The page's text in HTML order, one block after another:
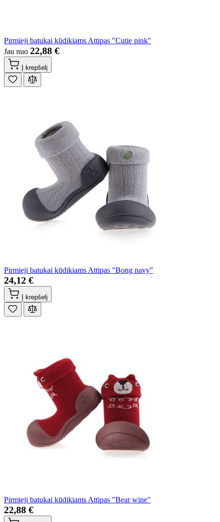
Pirmieji batukai kūdikiams Attipas "Cutie pink"
Jau nuo 22,88 €
Į krepšelį
Pirmieji batukai kūdikiams Attipas "Bong navy"
24,12 €
Į krepšelį
Pirmieji batukai kūdikiams Attipas "Bear wine"
22,88 €